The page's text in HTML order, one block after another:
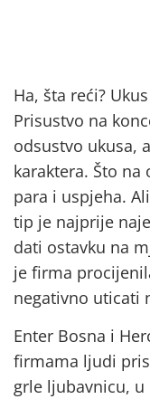
Ha, šta reći?
Prisustvo na
odsustvo ukusa,
karaktera. Što
para i uspjeha.
tip je najprije
dati ostavku na
je firma
negativno uticati
Enter Bosna i
firmama ljudi
grle ljubavnicu,